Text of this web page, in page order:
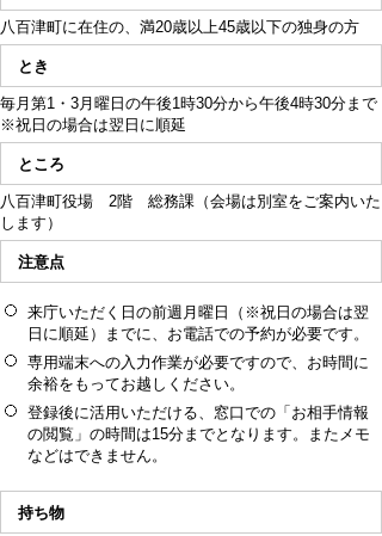
八百津町に在住の、満20歳以上45歳以下の独身の方
とき
毎月第1・3月曜日の午後1時30分から午後4時30分まで
※祝日の場合は翌日に順延
ところ
八百津町役場 2階 総務課（会場は別室をご案内いた
します）
注意点
来庁いただく日の前週月曜日（※祝日の場合は翌
日に順延）までに、お電話での予約が必要です。
専用端末への入力作業が必要ですので、お時間に
余裕をもってお越しください。
登録後に活用いただける、窓口での「お相手情報
の閲覧」の時間は15分までとなります。またメモ
などはできません。
持ち物